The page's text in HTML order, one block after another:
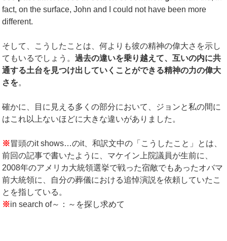
fact, on the surface, John and I could not have been more
different.
そして、こうしたことは、何よりも彼の精神の偉大さを示し
てもいるでしょう。過去の違いを乗り越えて、互いの内に共
通する土台を見つけ出していくことができる精神の力の偉大
さを。
確かに、目に見える多くの部分において、ジョンと私の間に
はこれ以上ないほどに大きな違いがありました。
※冒頭のit shows…のit、和訳文中の「こうしたこと」とは、
前回の記事で書いたように、マケイン上院議員が生前に、
2008年のアメリカ大統領選挙で戦った宿敵でもあったオバマ
前大統領に、自分の葬儀における追悼演説を依頼していたこ
とを指している。
※in search of～：～を探し求めて